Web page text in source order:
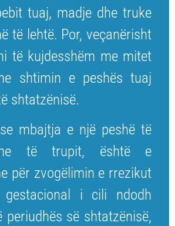
tuaj, madje dhe truke
të lehtë. Por, veçanërisht
të kujdesshëm me mitet
shtimin e peshës tuaj
shtatzënisë.
mbajtja e një peshë të
të trupit, është e
për zvogëlimin e rrezikut
i cili ndodh
periudhës së shtatzënisë,